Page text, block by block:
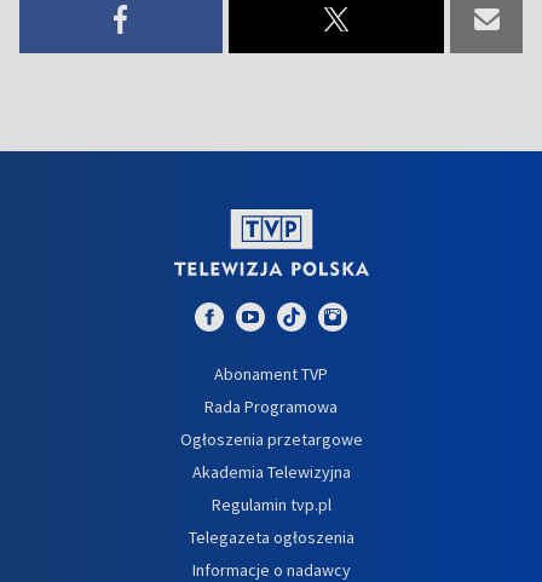
Abonament TVP
Rada Programowa
Ogłoszenia przetargowe
Akademia Telewizyjna
Regulamin tvp.pl
Telegazeta ogłoszenia
Informacje o nadawcy